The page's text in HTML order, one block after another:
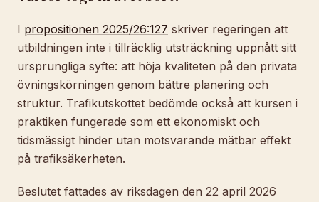
I propositionen 2025/26:127 skriver regeringen att
utbildningen inte i tillräcklig utsträckning uppnått sitt
ursprungliga syfte: att höja kvaliteten på den privata
övningskörningen genom bättre planering och
struktur. Trafikutskottet bedömde också att kursen i
praktiken fungerade som ett ekonomiskt och
tidsmässigt hinder utan motsvarande mätbar effekt
på trafiksäkerheten.
Beslutet fattades av riksdagen den 22 april 2026